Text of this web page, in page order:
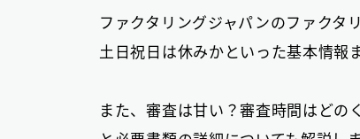
ファクタリングジャパンのファクタ
土日祝日は休みかといった基本情報
また、審査は甘い？審査時間はどの